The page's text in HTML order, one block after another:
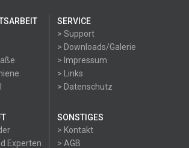
SERVICE
> Support
> Downloads/Galerie
> Impressum
> Links
> Datenschutz
Experten
SONSTIGES
> Kontakt
> AGB